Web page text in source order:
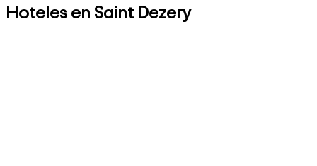
Hoteles en Saint Dezery